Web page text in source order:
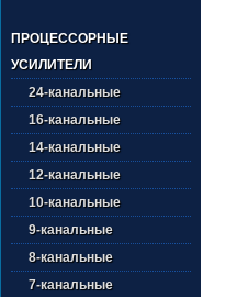
ПРОЦЕССОРНЫЕ
УСИЛИТЕЛИ
24-канальные
16-канальные
14-канальные
12-канальные
10-канальные
9-канальные
8-канальные
7-канальные